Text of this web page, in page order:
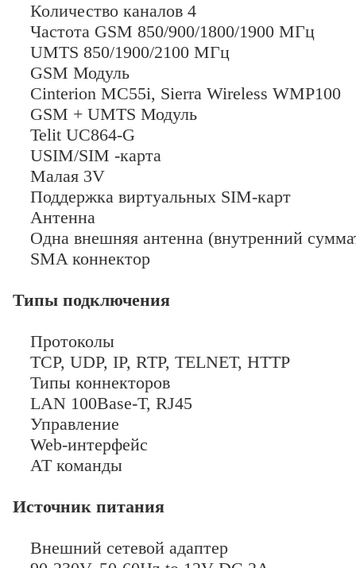
Количество каналов 4
Частота GSM 850/900/1800/1900 МГц
UMTS 850/1900/2100 МГц
GSM Модуль
Cinterion MC55i, Sierra Wireless WMP100
GSM + UMTS Модуль
Telit UC864-G
USIM/SIM -карта
Малая 3V
Поддержка виртуальных SIM-карт
Антенна
Одна внешняя антенна (внутренний
SMA коннектор
Типы подключения
Протоколы
TCP, UDP, IP, RTP, TELNET, HTTP
Типы коннекторов
LAN 100Base-T, RJ45
Управление
Web-интерфейс
AT команды
Источник питания
Внешний сетевой адаптер